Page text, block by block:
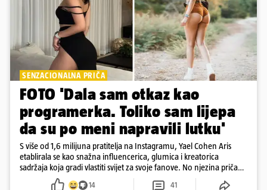
SENZACIONALNA PRIČA
FOTO 'Dala sam otkaz kao
programerka. Toliko sam lijepa
da su po meni napravili lutku'
S više od 1,6 milijuna pratitelja na Instagramu, Yael Cohen Aris
etablirala se kao snažna influencerica, glumica i kreatorica
sadržaja koja gradi vlastiti svijet za svoje fanove. No njezina priča
pokazuje da online slava dolazi i s neočekivanim izazovima
14 41